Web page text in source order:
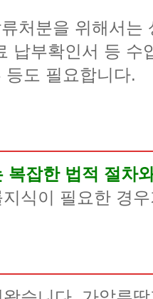
처분을 위해서는
납부확인서 등 수
도 필요합니다.
잡한 법적 절차
식이 필요한 경